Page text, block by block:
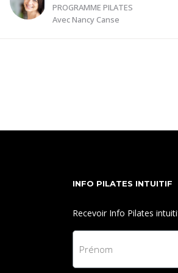
PROGRAMME PILATES
AvecNancy Canse
essentielles.
les tensions dans ta colonne, tu offres à
de calme et de clarté.
Tu découvriras des mouvements
puissants pour assouplir ta colonne et
blocages, tout en apprenant à respirer
INFO PILATES INTUITIF
Recevoir Info Pilates